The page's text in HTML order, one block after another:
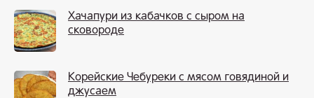
Хачапури из кабачков с сыром на
сковороде
Корейские Чебуреки с мясом говядиной и
джусаем